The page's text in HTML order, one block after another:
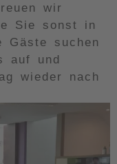
wir
Sie sonst in
Gäste suchen
auf und
wieder nach